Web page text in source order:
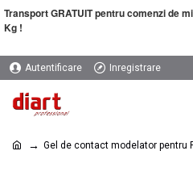
Transport GRATUIT pentru comenzi de
Kg !
Autentificare Inregistrare
Gel de contact modelator pentru